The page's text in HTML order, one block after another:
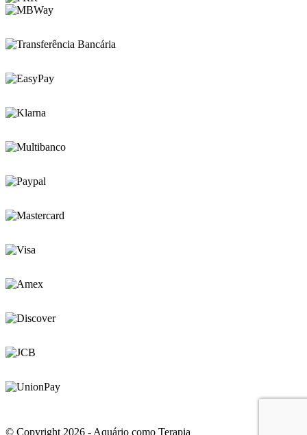
© Copyright 2026 - Aquário como Terapia